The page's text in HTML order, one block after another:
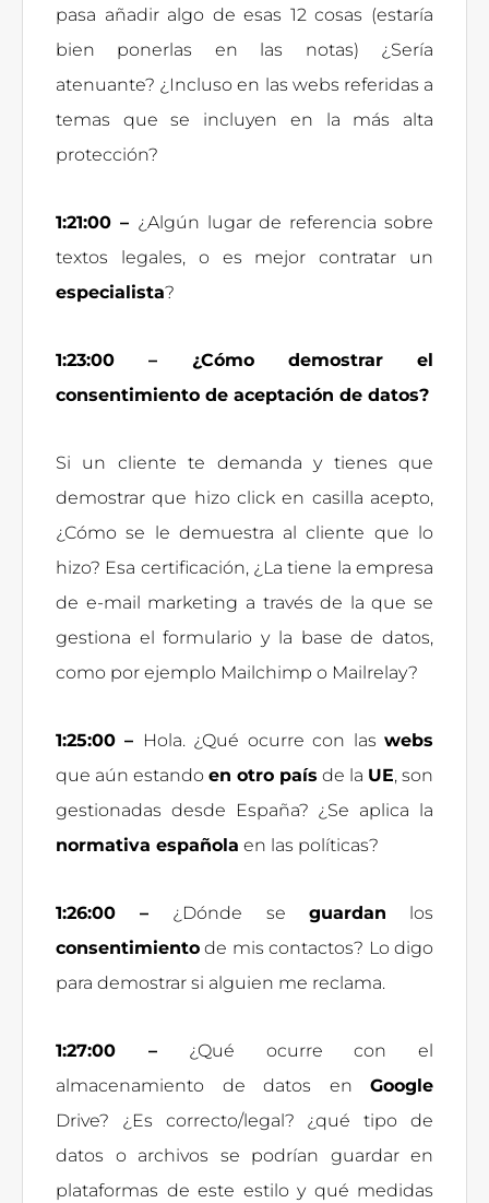
pasa añadir algo de esas 12 cosas (estaría
bien ponerlas en las notas) ¿Sería
atenuante? ¿Incluso en las webs referidas a
temas que se incluyen en la más alta
protección?
1:21:00 – ¿Algún lugar de referencia sobre
textos legales, o es mejor contratar un
especialista?
1:23:00 – ¿Cómo demostrar el
consentimiento de aceptación de datos?
Si un cliente te demanda y tienes que
demostrar que hizo click en casilla acepto,
¿Cómo se le demuestra al cliente que lo
hizo? Esa certificación, ¿La tiene la empresa
de e-mail marketing a través de la que se
gestiona el formulario y la base de datos,
como por ejemplo Mailchimp o Mailrelay?
1:25:00 – Hola. ¿Qué ocurre con laswebs
que aún estando en otro país de la UE, son
gestionadas desde España? ¿Se aplica la
normativa española en las políticas?
1:26:00 – ¿Dónde se guardan los
consentimiento de mis contactos? Lo digo
para demostrar si alguien me reclama.
1:27:00 – ¿Qué ocurre con el
almacenamiento de datos en Google
Drive? ¿Es correcto/legal? ¿qué tipo de
datos o archivos se podrían guardar en
plataformas de este estilo y qué medidas